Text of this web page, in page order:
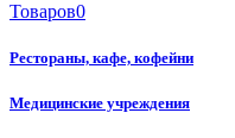
Товаров0
Рестораны, кафе, кофейни
Медицинские учреждения